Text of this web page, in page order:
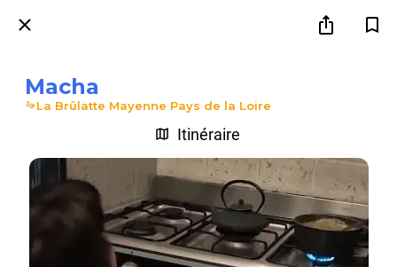
Macha
La Brûlatte Mayenne Pays de la Loire
Itinéraire